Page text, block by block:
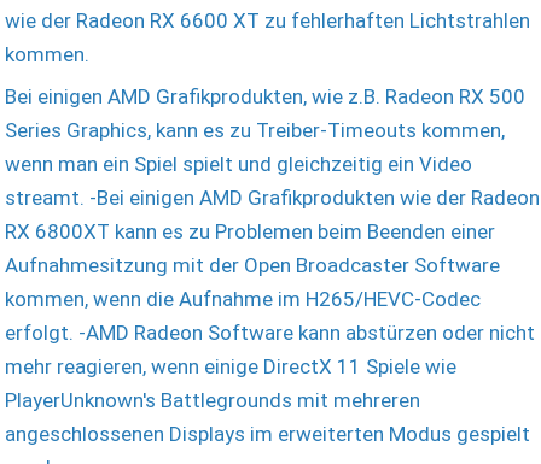
wie der Radeon RX 6600 XT zu fehlerhaften Lichtstrahlen
kommen.
Bei einigen AMD Grafikprodukten, wie z.B. Radeon RX 500
Series Graphics, kann es zu Treiber-Timeouts kommen,
wenn man ein Spiel spielt und gleichzeitig ein Video
streamt. -Bei einigen AMD Grafikprodukten wie der Radeon
RX 6800XT kann es zu Problemen beim Beenden einer
Aufnahmesitzung mit der Open Broadcaster Software
kommen, wenn die Aufnahme im H265/HEVC-Codec
erfolgt. -AMD Radeon Software kann abstürzen oder nicht
mehr reagieren, wenn einige DirectX 11 Spiele wie
PlayerUnknown's Battlegrounds mit mehreren
angeschlossenen Displays im erweiterten Modus gespielt